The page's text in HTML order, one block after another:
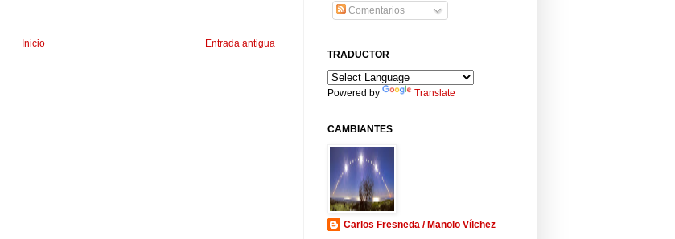
Entrada antigua
Inicio
Comentarios
TRADUCTOR
Powered by Translate
CAMBIANTES
Carlos Fresneda / Manolo Vílchez